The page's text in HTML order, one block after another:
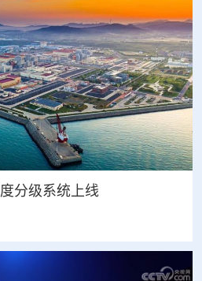
分级系统上线